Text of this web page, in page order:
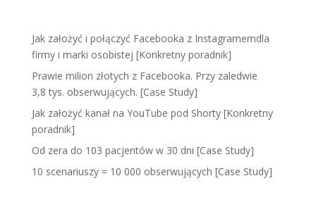
Jak założyć i połączyć Facebooka z Instagramemdla
firmy i marki osobistej [Konkretny poradnik]
Prawie milion złotych z Facebooka. Przy zaledwie
3,8 tys. obserwujących. [Case Study]
Jak założyć kanał na YouTube pod Shorty [Konkretny
poradnik]
Od zera do 103 pacjentów w 30 dni [Case Study]
10 scenariuszy = 10 000 obserwujących [Case Study]